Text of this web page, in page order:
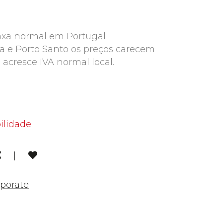
normal em Portugal
e Porto Santo os preços carecem
IVA normal local.
Share